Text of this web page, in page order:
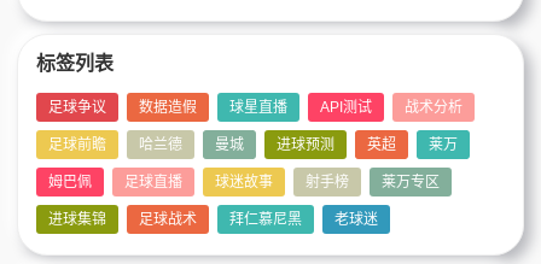
标签列表
足球争议 数据造假 球星直播 API测试 战术分析
足球前瞻 哈兰德 曼城 进球预测 英超 莱万
姆巴佩 足球直播 球迷故事 射手榜 莱万专区
进球集锦 足球战术 拜仁慕尼黑 老球迷